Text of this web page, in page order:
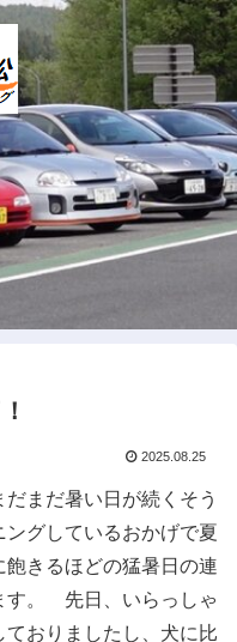
2025.08.25
まだ暑い日が続くそう
グしているおかげで夏
きるほどの猛暑日の連
す。 先日、いらっしゃ
おりましたし、犬に比